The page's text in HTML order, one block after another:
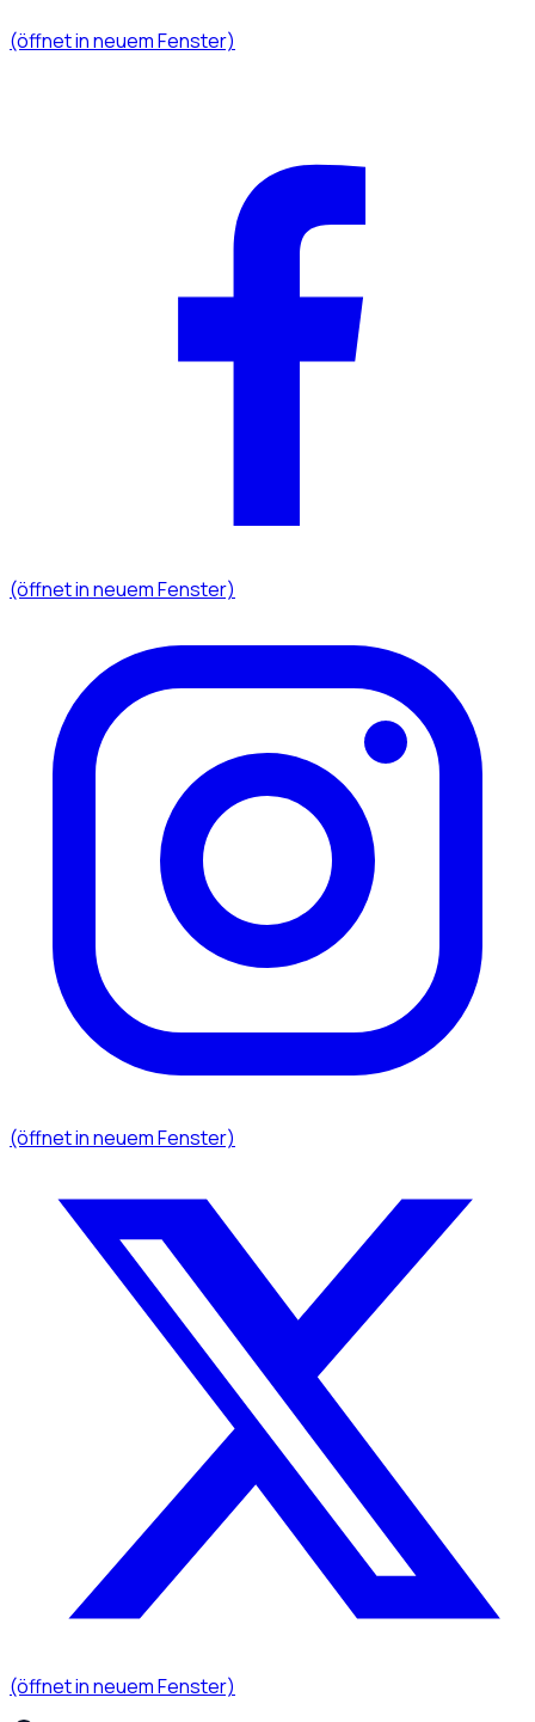
(öffnet in neuem Fenster)
(öffnet in neuem Fenster)
(öffnet in neuem Fenster)
(öffnet in neuem Fenster)